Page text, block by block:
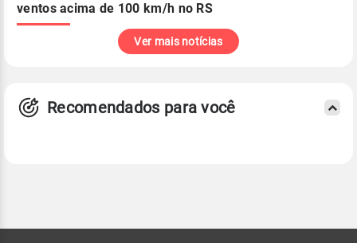
ventos acima de 100 km/h no RS
Ver mais notícias
Recomendados para você